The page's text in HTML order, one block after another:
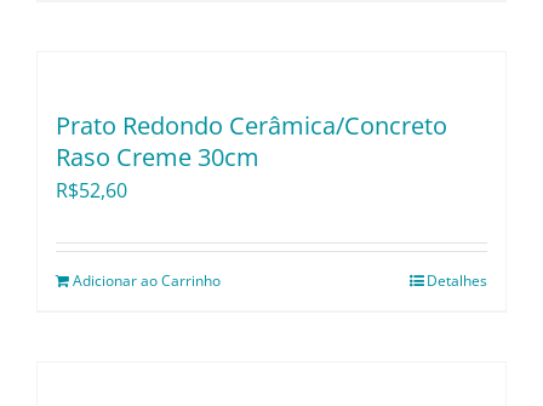
Prato Redondo Cerâmica/Concreto
Raso Creme 30cm
R$52,60
Adicionar ao Carrinho Detalhes